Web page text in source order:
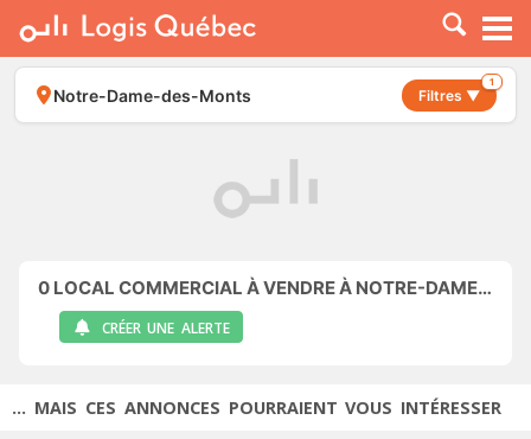
À LOUER
À VENDRE
PLACER UNE ANNONCE
Notre-Dame-des-Monts Filtres ▼
1
0 LOCAL COMMERCIAL À VENDRE À NOTRE-DAME-DES-MONTS
CRÉER UNE ALERTE
... MAIS CES ANNONCES POURRAIENT VOUS INTÉRESSER